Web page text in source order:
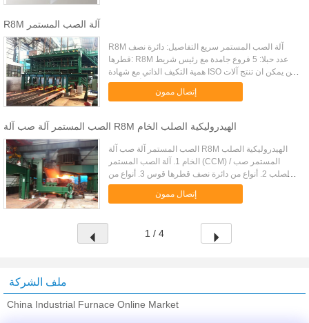
R8M آلة الصب المستمر
R8M آلة الصب المستمر سريع التفاصيل: دائرة نصف
قطرها: R8M عدد حبلا: 5 فروع جامدة مع رئيس شريط
همية التكيف الذاتي مع شهادة ISO نحن يمكن ان تنتج آلات
الصب المستمر جودة عالية 1-8 خيوط بأقل تصنيع
المعدات على cost.We ...
إتصال ممون
الصب المستمر آلة صب آلة R8M الهيدروليكية الصلب الخام
الصب المستمر آلة صب آلة R8M الهيدروليكية الصلب
الخام 1. آلة الصب المستمر (CCM) / المستمر صب
الصلب 2. أنواع من دائرة نصف قطرها قوس 3. أنواع من
نوع البليت 4. أنواع حبلا 5. خيارات أكثر نحن يمكن ان تنتج
آلات الصب ا...إتصال ممون
1 / 4
ملف الشركة
China Industrial Furnace Online Market